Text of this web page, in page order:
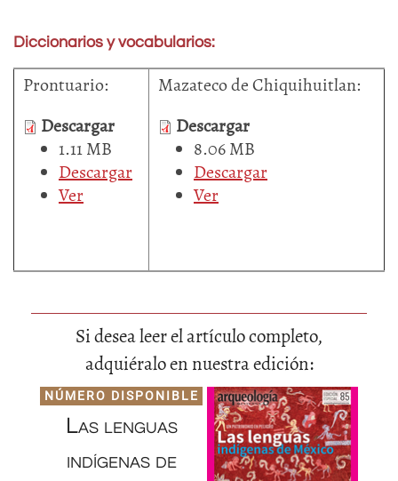
Diccionarios y vocabularios:
Prontuario:
Descargar
1.11 MB
Descargar
Ver
Mazateco de Chiquihuitlan:
Descargar
8.06 MB
Descargar
Ver
Si desea leer el artículo completo,
adquiéralo en nuestra edición:
NÚMERO DISPONIBLE
Las lenguas
indígenas de